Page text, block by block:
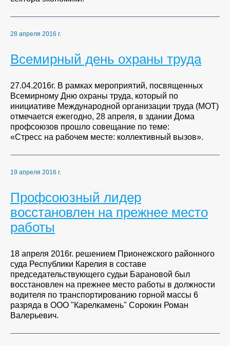
28 апреля 2016 г.
Всемирный день охраны труда
27.04.2016г. В рамках мероприятий, посвященных
Всемирному Дню охраны труда, который по
инициативе Международной организации труда (МОТ)
отмечается ежегодно, 28 апреля, в здании Дома
профсоюзов прошло совещание по теме:
«Стресс на рабочем месте: коллективный вызов».
19 апреля 2016 г.
Профсоюзный лидер
восстановлен на прежнее место
работы
18 апреля 2016г. решением Прионежского районного
суда Республики Карелия в составе
председательствующего судьи Барановой был
восстановлен на прежнее место работы в должности
водителя по транспортированию горной массы 6
разряда в ООО "Карелкамень" Сорокин Роман
Валерьевич.